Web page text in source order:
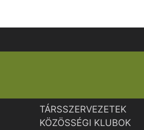
TÁRSSZERVEZETEK
KÖZÖSSÉGI KLUBOK